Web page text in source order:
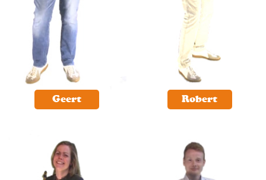
Geert Robert